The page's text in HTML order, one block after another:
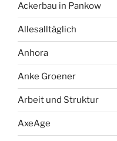
Ackerbau in Pankow
Allesalltäglich
Anhora
Anke Groener
Arbeit und Struktur
AxeAge